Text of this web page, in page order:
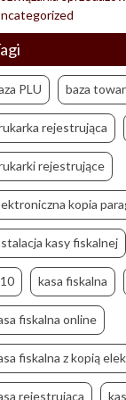
PLU baza
rejestrująca
rejestrujące
kopia
kasy fiskalnej
kasa fiskalna
fiskalna online
fiskalna z kopią
rejestrująca